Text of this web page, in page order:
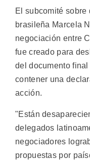
El subcomité sobre
brasileña Marcela
negociación entre
fue creado para
del documento
contener una
acción.
"Están
delegados
negociadores
propuestas por